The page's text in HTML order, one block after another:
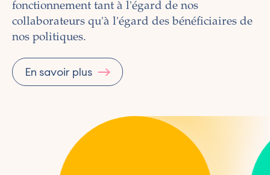
fonctionnement tant à l'égard de nos
collaborateurs qu'à l'égard des bénéficiaires de
nos politiques.
En savoir plus